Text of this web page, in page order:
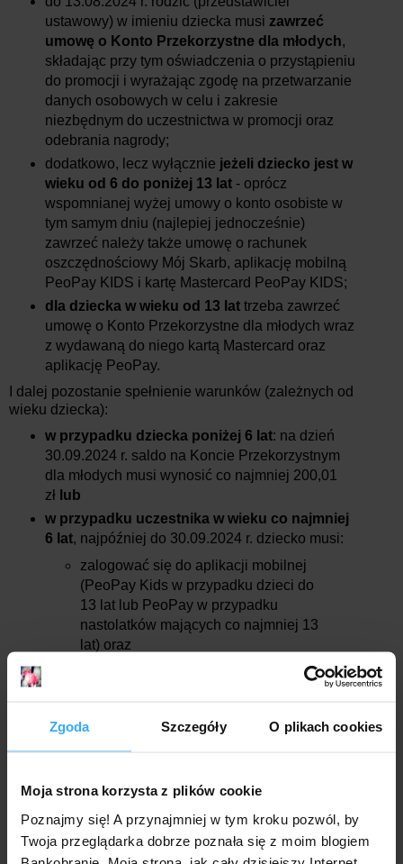
Zgoda Szczegóły O plikach cookies
Moja strona korzysta z plików cookie
Poznajmy się! A przynajmniej w tym kroku pozwól, by
Twoja przeglądarka dobrze poznała się z moim blogiem
ustawowy) w imieniu dziecka musi zawrzeć
umowę o Konto Przekorzystne dla młodych,
składając przy tym oświadczenia o przystąpieniu
do promocji i wyrażając zgodę na przetwarzanie
danych osobowych w celu i zakresie
niezbędnym do uczestnictwa w promocji oraz
odebrania nagrody;
dodatkowo, lecz wyłącznie jeżeli dziecko jest w
wieku od 6 do poniżej 13 lat- oprócz
wspomnianej wyżej umowy o konto osobiste w
tym samym dniu (najlepiej jednocześnie)
zawrzeć należy także umowę o rachunek
oszczędnościowy Mój Skarb, aplikację mobilną
PeoPay KIDS i kartę Mastercard PeoPay KIDS;
dla dziecka w wieku od 13 lattrzeba zawrzeć
umowę o Konto Przekorzystne dla młodych wraz
z wydawaną do niego kartą Mastercard oraz
aplikację PeoPay.
I dalej pozostanie spełnienie warunków (zależnych od
wieku dziecka):
w przypadku dziecka poniżej 6 lat: na dzień
30.09.2024 r. saldo na Koncie Przekorzystnym
dla młodych musi wynosić co najmniej 200,01
zł lub
w przypadku uczestnika w wieku co najmniej
6 lat, najpóźniej do 30.09.2024 r. dziecko musi:
zalogować się do aplikacji mobilnej
(PeoPay Kids w przypadku dzieci do
13 lat lub PeoPay w przypadku
nastolatków mających co najmniej 13
lat) oraz
wykonać w dowolnych punktach
handlowo-usługowych i/lub w
wypłaty gotówki).
💸 Wypłata nagrody